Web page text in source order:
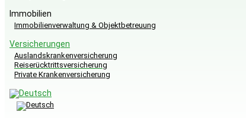
Immobilien
Immobilienverwaltung & Objektbetreuung
Versicherungen
Auslandskrankenversicherung
Reiserücktrittsversicherung
Private Krankenversicherung